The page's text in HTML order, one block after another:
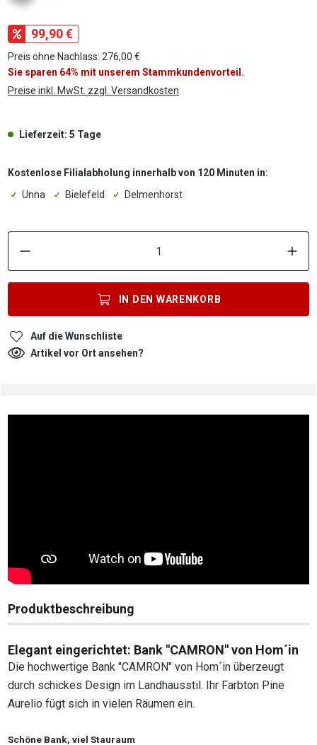
99,90 €
Preis ohne Nachlass: 276,00 €
Sie sparen 64% mit unserem Stammkundenvorteil.
Preise inkl. MwSt. zzgl. Versandkosten
Lieferzeit: 5 Tage
Kostenlose Filialabholung innerhalb von 120 Minuten in:
Unna
Bielefeld Delmenhorst
IN DEN WARENKORB
Auf die Wunschliste
Artikel vor Ort ansehen?
Produktbeschreibung
Elegant eingerichtet: Bank "CAMRON" von Hom´in
Die hochwertige Bank "CAMRON" von Hom´in überzeugt
durch schickes Design im Landhausstil. Ihr Farbton Pine
Aurelio fügt sich in vielen Räumen ein.
Schöne Bank, viel Stauraum